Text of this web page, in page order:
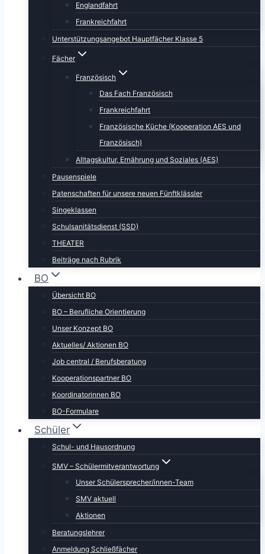
Englandfahrt
Frankreichfahrt
Unterstützungsangebot Hauptfächer Klasse 5
Fächer
Französisch
Das Fach Französisch
Frankreichfahrt
Französische Küche (Kooperation AES und
Französisch)
Alltagskultur, Ernährung und Soziales (AES)
Pausenspiele
Patenschaften für unsere neuen Fünftklässler
Singeklassen
Schulsanitätsdienst (SSD)
THEATER
Beiträge nach Rubrik
BO
Übersicht BO
BO – Berufliche Orientierung
Unser Konzept BO
Aktuelles/ Aktionen BO
Job central / Berufsberatung
Kooperationspartner BO
Koordinatorinnen BO
BO-Formulare
Schüler
Schul- und Hausordnung
SMV – Schülermitverantwortung
Unser Schülersprecher/innen-Team
SMV aktuell
Aktionen
Beratungslehrer
Anmeldung Schließfächer